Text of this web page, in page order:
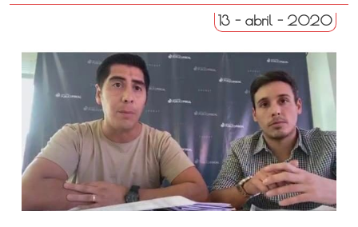
13 - abril - 2020